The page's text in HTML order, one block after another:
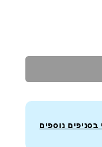
נוספים